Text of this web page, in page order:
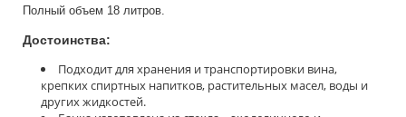
Полный объем 18 литров.
Достоинства:
Подходит для хранения и транспортировки вина,
крепких спиртных напитков, растительных масел, воды и
других жидкостей.